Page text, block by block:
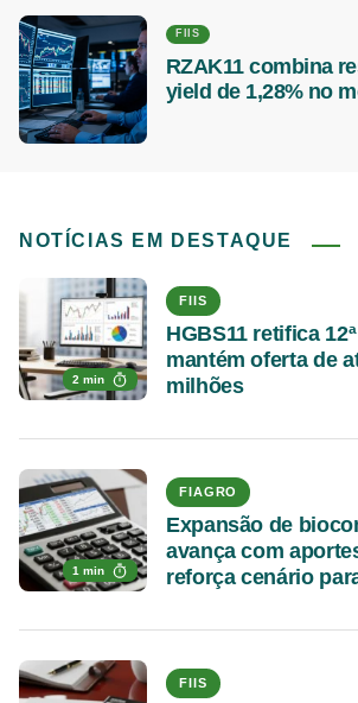
FIIS
RZAK11 combina
yield de 1,28% no
NOTÍCIAS EM DESTAQUE
2 min
FIIS
HGBS11 retifica
mantém oferta de
milhões
1 min
FIAGRO
Expansão de
avança com
reforça cenário
FIIS